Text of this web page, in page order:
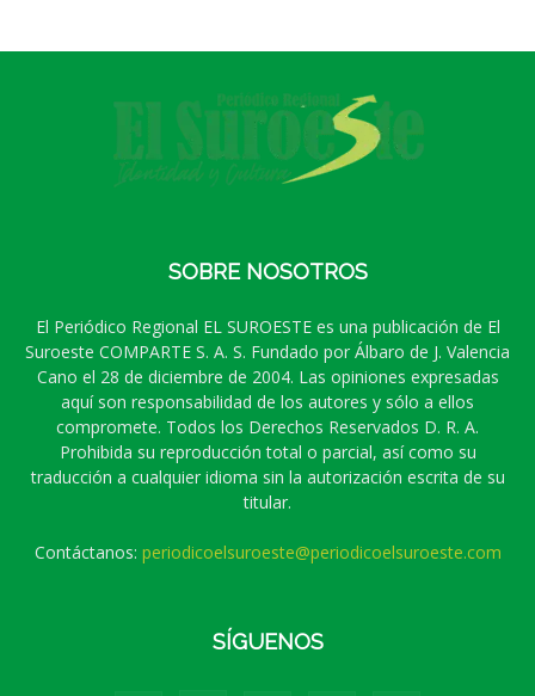
SOBRE NOSOTROS
El Periódico Regional EL SUROESTE es una publicación de El
Suroeste COMPARTE S. A. S. Fundado por Álbaro de J. Valencia
Cano el 28 de diciembre de 2004. Las opiniones expresadas
aquí son responsabilidad de los autores y sólo a ellos
compromete. Todos los Derechos Reservados D. R. A.
Prohibida su reproducción total o parcial, así como su
traducción a cualquier idioma sin la autorización escrita de su
titular.
Contáctanos: periodicoelsuroeste@periodicoelsuroeste.com
SÍGUENOS